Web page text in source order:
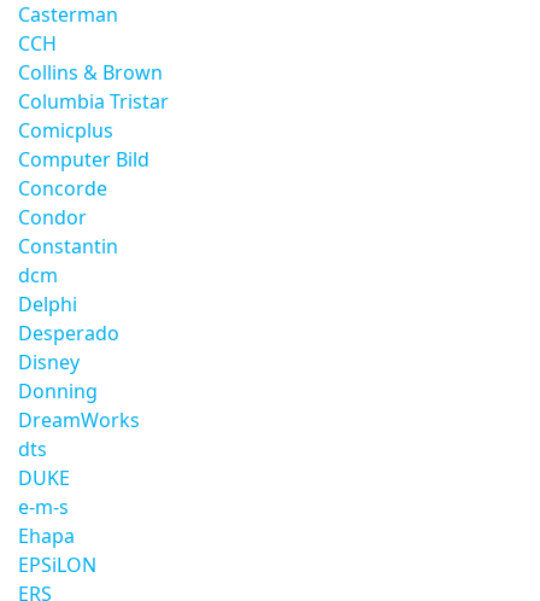
Casterman
CCH
Collins & Brown
Columbia Tristar
Comicplus
Computer Bild
Concorde
Condor
Constantin
dcm
Delphi
Desperado
Disney
Donning
DreamWorks
dts
DUKE
e-m-s
Ehapa
EPSiLON
ERS